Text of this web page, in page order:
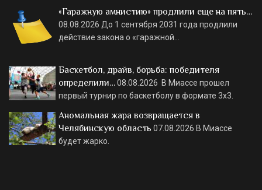
«Гаражную амнистию» продлили еще на пять…
08.08.2026 До 1 сентября 2031 года продлили
действие закона о «гаражной…
Баскетбол, драйв, борьба: победителя
определили…08.08.2026 В Миассе прошел
первый турнир по баскетболу в формате 3х3.
Аномальная жара возвращается в
Челябинскую область 07.08.2026 В Миассе
будет жарко.